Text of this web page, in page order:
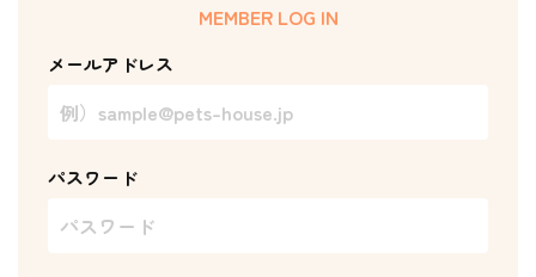
MEMBER LOG IN
メールアドレス
パスワード